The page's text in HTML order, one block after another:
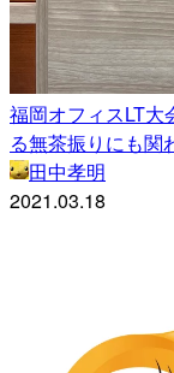
福岡オフィスLT大
る無茶振りにも関
田中孝明
2021.03.18